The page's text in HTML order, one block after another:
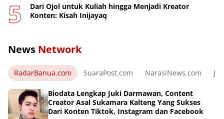
Dari Ojol untuk Kuliah hingga Menjadi Kreator
Konten: Kisah Inijayaq
News Network
RadarBanua.com SuaraPost.com NarasiNews.com
Biodata Lengkap Juki Darmawan, Content
Creator Asal Sukamara Kalteng Yang Sukses
Dari Konten Tiktok, Instagram dan Facebook